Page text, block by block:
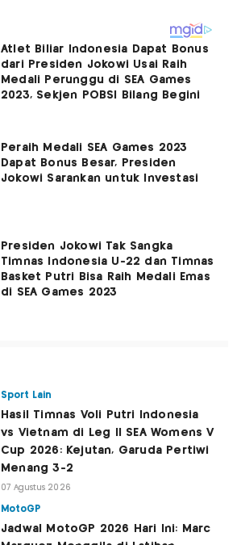
Atlet Biliar Indonesia Dapat Bonus
dari Presiden Jokowi Usai Raih
Medali Perunggu di SEA Games
2023, Sekjen POBSI Bilang Begini
Peraih Medali SEA Games 2023
Dapat Bonus Besar, Presiden
Jokowi Sarankan untuk Investasi
Presiden Jokowi Tak Sangka
Timnas Indonesia U-22 dan Timnas
Basket Putri Bisa Raih Medali Emas
di SEA Games 2023
Sport Lain
Hasil Timnas Voli Putri Indonesia
vs Vietnam di Leg II SEA Womens V
Cup 2026: Kejutan, Garuda Pertiwi
Menang 3-2
07 Agustus 2026
MotoGP
Jadwal MotoGP 2026 Hari Ini: Marc